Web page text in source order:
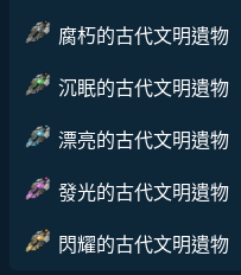
腐朽的古代文明遺物
沉眠的古代文明遺物
漂亮的古代文明遺物
發光的古代文明遺物
閃耀的古代文明遺物